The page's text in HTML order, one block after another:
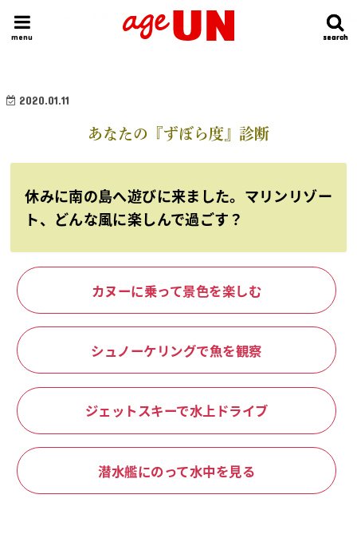
search
search
menu
HOME 今日の運勢ランキング 明日の運勢ランキング 今週の運勢
2020.01.11
あなたの『ずぼら度』診断
休みに南の島へ遊びに来ました。マリンリゾー
ト、どんな風に楽しんで過ごす？
カヌーに乗って景色を楽しむ
シュノーケリングで魚を観察
ジェットスキーで水上ドライブ
潜水艦にのって水中を見る